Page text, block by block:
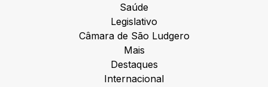
Saúde
Legislativo
Câmara de São Ludgero
Mais
Destaques
Internacional